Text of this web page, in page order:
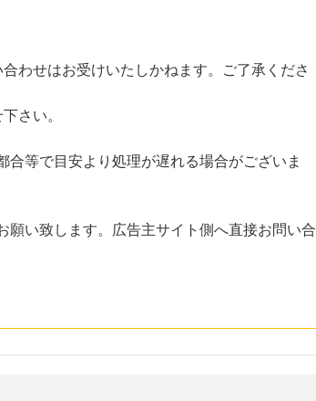
わせはお受けいたしかねます。ご了承くださ
さい。
等で目安より処理が遅れる場合がございま
い致します。広告主サイト側へ直接お問い合